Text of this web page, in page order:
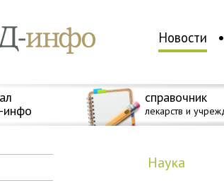
Новости
справочник
лекарств и
наука